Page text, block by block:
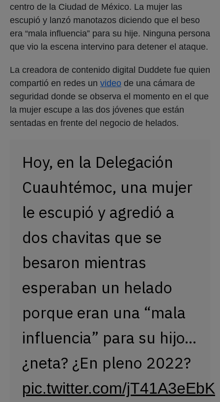
centro de la Ciudad de México. La mujer las
escupió y lanzó manotazos diciendo que el beso
era “mala influencia” para su hije. Ninguna persona
que vio la escena intervino para detener el ataque.
La creadora de contenido digital Duddete fue quien
compartió en redes un video de una cámara de
seguridad donde se observa el momento en el que
la mujer escupe a las dos jóvenes que están
sentadas en frente del negocio de helados.
Hoy, en la Delegación
Cuauhtémoc, una mujer
le escupió y agredió a
dos chavitas que se
besaron mientras
esperaban un helado
porque eran una “mala
influencia” para su hijo…
¿neta? ¿En pleno 2022?
pic.twitter.com/jT41A3eEbK